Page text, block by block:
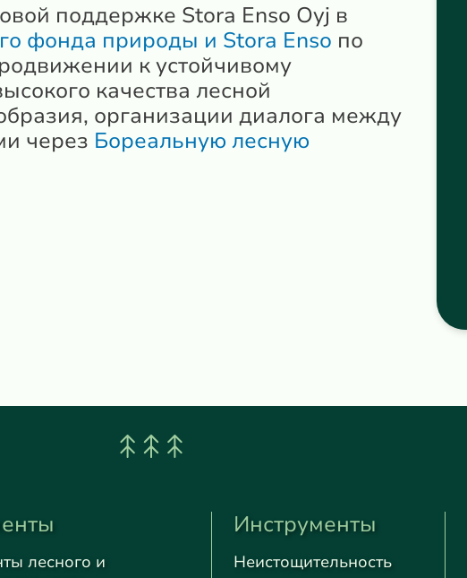
поддержке Stora Enso Oyj в
фонда природы и Stora Enso по
к устойчивому
качества лесной
организации диалога между
через Бореальную лесную
лесного и
Инструменты
Неистощительность